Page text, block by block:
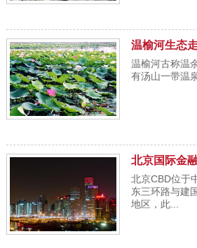
温榆河生态
温榆河古称温
有汤山一带温
北京国际金
北京CBD位于
东三环路与建
地区，此...